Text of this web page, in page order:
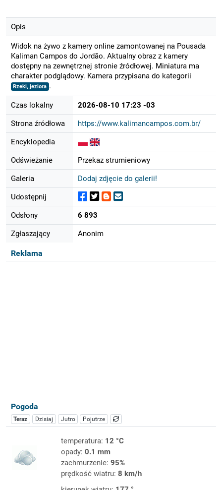
Opis
Widok na żywo z kamery online zamontowanej na Pousada
Kaliman Campos do Jordão. Aktualny obraz z kamery
dostępny na zewnętrznej stronie źródłowej. Miniatura ma
charakter podglądowy. Kamera przypisana do kategorii
Rzeki, jeziora .
Czas lokalny 2026-08-10 17:23 -03
Strona źródłowa https://www.kalimancampos.com.br/
Encyklopedia
Odświeżanie Przekaz strumieniowy
Galeria Dodaj zdjęcie do galerii!
Udostępnij
Odsłony 6 893
Zgłaszający Anonim
Reklama
Pogoda
Teraz Dzisiaj Jutro Pojutrze
temperatura: 12 °C
opady: 0.1 mm
zachmurzenie: 95%
prędkość wiatru: 8 km/h